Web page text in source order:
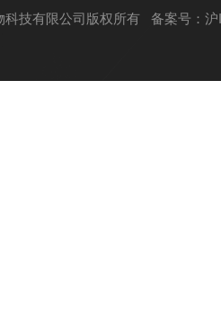
科技有限公司版权所有 备案号：